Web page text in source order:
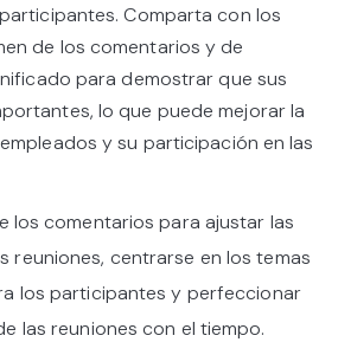
Comparta con los
de los comentarios y de
para demostrar que sus
lo que puede mejorar la
y su participación en las
los comentarios para ajustar las
reuniones, centrarse en los temas
los participantes y perfeccionar
las reuniones con el tiempo.